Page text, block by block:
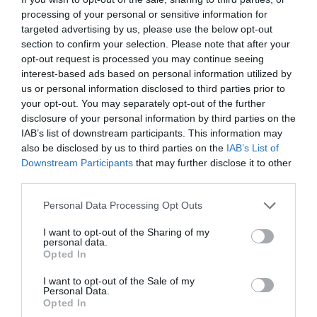
processing of your personal or sensitive information for
targeted advertising by us, please use the below opt-out
section to confirm your selection. Please note that after your
opt-out request is processed you may continue seeing
interest-based ads based on personal information utilized by
us or personal information disclosed to third parties prior to
your opt-out. You may separately opt-out of the further
disclosure of your personal information by third parties on the
IAB’s list of downstream participants. This information may
also be disclosed by us to third parties on the IAB’s List of
Downstream Participants that may further disclose it to other
Please note that this website/app uses one or more Google
not limited to your visit or usage behaviour. You may click to
grant or deny consent to Google and its third-party tags to
use your data for below specified purposes in below Google
consent section.
Personal Data Processing Opt Outs
I want to opt-out of the Sharing of my
personal data.
Opted In
I want to opt-out of the Sale of my
Personal Data.
Opted In
αποτελεσματικά στην ενίσχυση της
εξωστρέφειας των επιχειρήσεων σε
δυναμικές αγορές, όπως εκείνη της
Γερμανίας”.
Ακολουθήστε τοfoodlife.gr στο Google
Newsκαι μάθετε πρώτοι όλες τις ειδήσεις
ΠΕΡΙΣΣΟΤΕΡA